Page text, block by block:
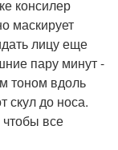
консилер
маскирует
лицу еще
пару минут -
тоном вдоль
скул до носа.
чтобы все